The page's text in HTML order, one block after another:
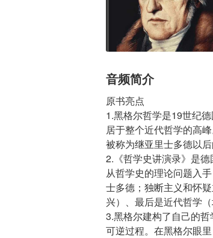
音频简介
原书亮点
1.黑格尔哲学是19世纪
居于整个近代哲学的高
被称为继亚里士多德以后
2.《哲学史讲演录》是
从哲学史的理论问题入
士多德；独断主义和怀
兴）、最后是近代哲学
3.黑格尔建构了自己的
可逆过程。在黑格尔眼